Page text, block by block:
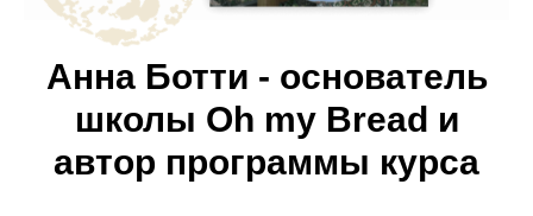
Анна Ботти - основатель
школы Оh my Bread и
автор программы курса